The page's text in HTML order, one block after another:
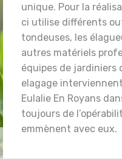
unique. Pour la
ci utilise différents
tondeuses, les
autres matériels
équipes de jardiniers
elagage
Eulalie En Royans
toujours de
emmènent avec eux.